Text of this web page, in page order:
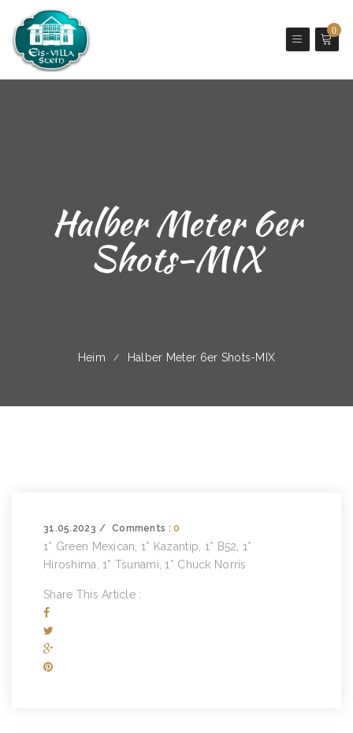
0
Halber Meter 6er
Shots-MIX
Heim Halber Meter 6er Shots-MIX
31.05.2023 Comments :0
1* Green Mexican, 1* Kazantip, 1* B52, 1*
Hiroshima, 1* Tsunami, 1* Chuck Norris
Share This Article :